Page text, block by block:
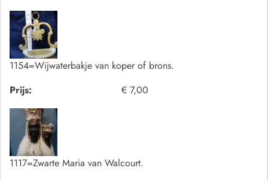
1154=Wijwaterbakje van koper of brons.
Prijs:
€ 7,00
1117=Zwarte Maria van Walcourt.